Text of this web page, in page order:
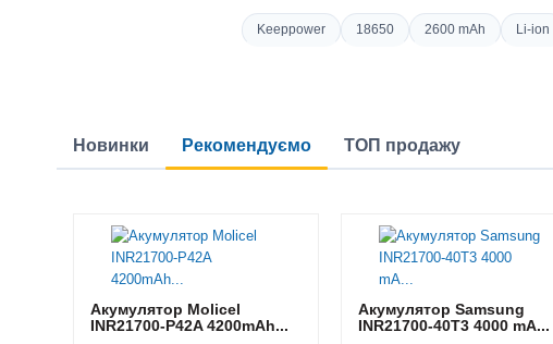
Keeppower 18650 2600 mAh Li-ion
Новинки Рекомендуємо ТОП продажу
Акумулятор Molicel
INR21700-P42A 4200mAh...
Акумулятор Samsung
INR21700-40T3 4000 mA...